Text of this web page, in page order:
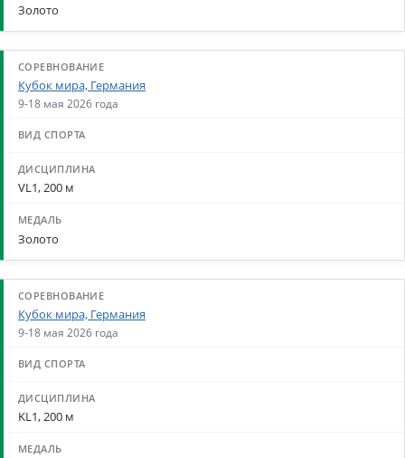
Золото
Кубок мира, Германия
9-18 мая 2026 года
VL1, 200 м
Золото
Кубок мира, Германия
9-18 мая 2026 года
KL1, 200 м